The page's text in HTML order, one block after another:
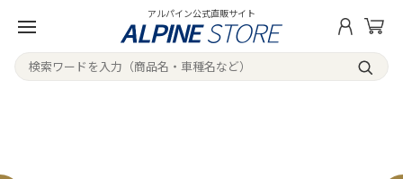
アルパイン公式直販サイト